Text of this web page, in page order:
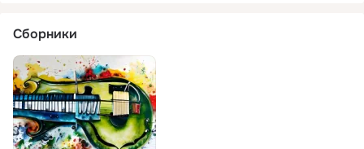
Сборники